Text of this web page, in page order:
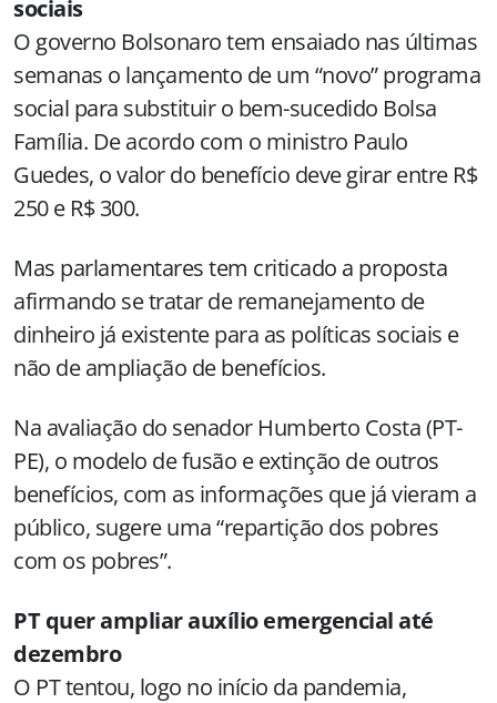
sociais
O governo Bolsonaro tem ensaiado nas últimas
semanas o lançamento de um “novo” programa
social para substituir o bem-sucedido Bolsa
Família. De acordo com o ministro Paulo
Guedes, o valor do benefício deve girar entre R$
250 e R$ 300.
Mas parlamentares tem criticado a proposta
afirmando se tratar de remanejamento de
dinheiro já existente para as políticas sociais e
não de ampliação de benefícios.
Na avaliação do senador Humberto Costa (PT-
PE), o modelo de fusão e extinção de outros
benefícios, com as informações que já vieram a
público, sugere uma “repartição dos pobres
com os pobres”.
PT quer ampliar auxílio emergencial até
dezembro
O PT tentou, logo no início da pandemia,